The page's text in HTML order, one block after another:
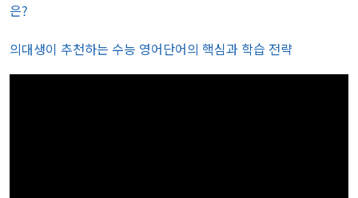
은?
의대생이 추천하는 수능 영어단어의 핵심과 학습 전략